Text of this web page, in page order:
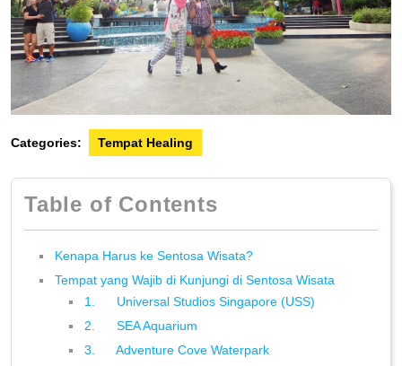
Categories: Tempat Healing
Table of Contents
Kenapa Harus ke Sentosa Wisata?
Tempat yang Wajib di Kunjungi di Sentosa Wisata
1. Universal Studios Singapore (USS)
2. SEA Aquarium
3. Adventure Cove Waterpark